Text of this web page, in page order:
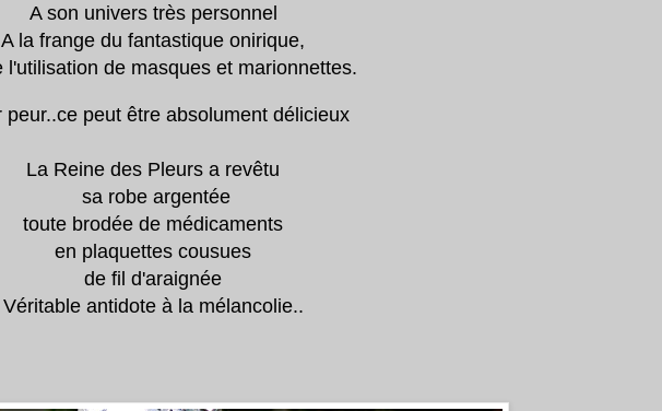
A son univers très personnel
A la frange du fantastique onirique,
l'utilisation de masques et marionnettes.
peur..ce peut être absolument délicieux
La Reine des Pleurs a revêtu
sa robe argentée
toute brodée de médicaments
en plaquettes cousues
de fil d'araignée
Véritable antidote à la mélancolie..